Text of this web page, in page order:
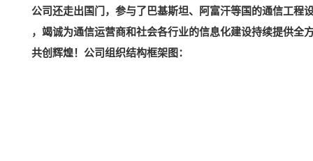
公司还走出国门，参与了巴基斯坦、阿富汗等国的通信工程
，竭诚为通信运营商和社会各行业的信息化建设持续提供
共创辉煌！公司组织结构框架图：